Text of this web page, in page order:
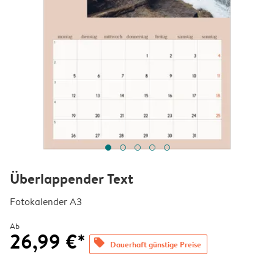
Überlappender Text
Fotokalender A3
Ab
26,99 €* offers Dauerhaft günstige Preise